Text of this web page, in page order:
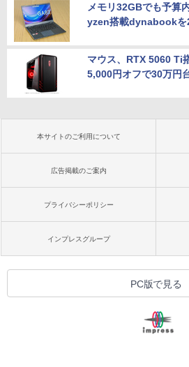
メモリ32GBでも予算
yzen搭載dynabookを
マウス、RTX 5060 Ti
5,000円オフで30万円
本サイトのご利用について
広告掲載のご案内
プライバシーポリシー
インプレスグループ
PC版で見る